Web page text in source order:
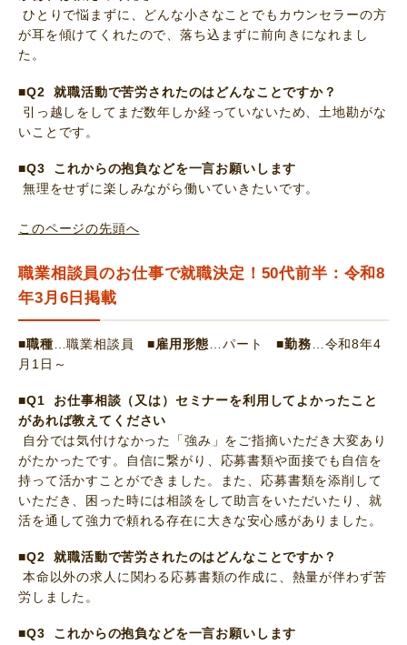
ひとりで悩まずに、どんな小さなことでもカウンセラーの方
が耳を傾けてくれたので、落ち込まずに前向きになれまし
た。
■Q2 就職活動で苦労されたのはどんなことですか？
引っ越しをしてまだ数年しか経っていないため、土地勘がな
いことです。
■Q3 これからの抱負などを一言お願いします
無理をせずに楽しみながら働いていきたいです。
このページの先頭へ
職業相談員のお仕事で就職決定！50代前半：令和8
年3月6日掲載
■職種 …職業相談員■雇用形態 …パート■勤務 …令和8年4
月1日～
■Q1 お仕事相談（又は）セミナーを利用してよかったこと
があれば教えてください
自分では気付けなかった「強み」をご指摘いただき大変あり
がたかったです。自信に繋がり、応募書類や面接でも自信を
持って活かすことができました。また、応募書類を添削して
いただき、困った時には相談をして助言をいただいたり、就
活を通して強力で頼れる存在に大きな安心感がありました。
■Q2 就職活動で苦労されたのはどんなことですか？
本命以外の求人に関わる応募書類の作成に、熱量が伴わず苦
労しました。
■Q3 これからの抱負などを一言お願いします